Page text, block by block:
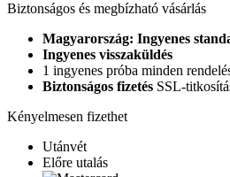
Biztonságos és megbízható vásárlás
Magyarország: Ingyenes
Ingyenes visszaküldés
1 ingyenes próba minden
Biztonságos fizetés SSL-
Kényelmesen fizethet
Utánvét
Előre utalás